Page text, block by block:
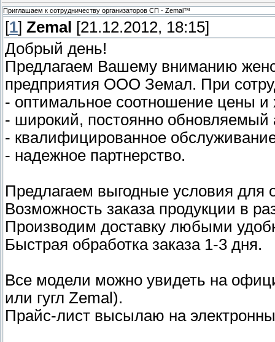
Приглашаем к сотрудничеству организаторов СП - Zemal™
[1] Zemal
[21.12.2012, 18:15]
Добрый день!
Предлагаем Вашему вниманию
предприятия ООО Земал. При
- оптимальное соотношение цены и
- широкий, постоянно обновляемый
- квалифицированное
- надежное партнерство.
Предлагаем выгодные условия для
Возможность заказа продукции в
Производим доставку любыми
Быстрая обработка заказа 1-3 дня.
Все модели можно увидеть на
или гугл Zemal).
Прайс-лист высылаю на